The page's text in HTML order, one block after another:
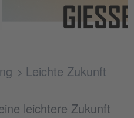
Leichte Zukunft
leichtere Zukunft